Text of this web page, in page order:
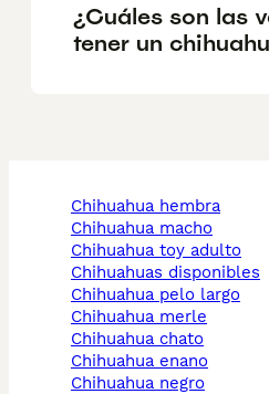
¿Cuáles son las
tener un
chihuahua hembra
chihuahua macho
chihuahua toy adulto
chihuahuas disponibles
chihuahua pelo largo
chihuahua merle
chihuahua chato
chihuahua enano
chihuahua negro